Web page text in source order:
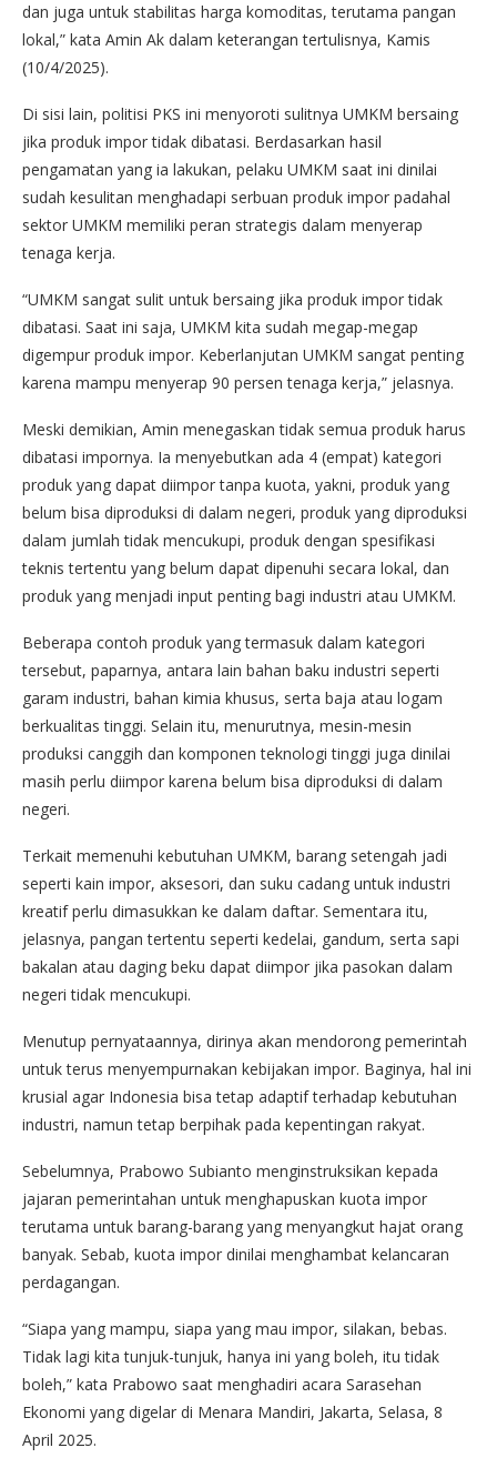
dan juga untuk stabilitas harga komoditas, terutama pangan
lokal,” kata Amin Ak dalam keterangan tertulisnya, Kamis
(10/4/2025).
Di sisi lain, politisi PKS ini menyoroti sulitnya UMKM bersaing
jika produk impor tidak dibatasi. Berdasarkan hasil
pengamatan yang ia lakukan, pelaku UMKM saat ini dinilai
sudah kesulitan menghadapi serbuan produk impor padahal
sektor UMKM memiliki peran strategis dalam menyerap
tenaga kerja.
“UMKM sangat sulit untuk bersaing jika produk impor tidak
dibatasi. Saat ini saja, UMKM kita sudah megap-megap
digempur produk impor. Keberlanjutan UMKM sangat penting
karena mampu menyerap 90 persen tenaga kerja,” jelasnya.
Meski demikian, Amin menegaskan tidak semua produk harus
dibatasi impornya. Ia menyebutkan ada 4 (empat) kategori
produk yang dapat diimpor tanpa kuota, yakni, produk yang
belum bisa diproduksi di dalam negeri, produk yang diproduksi
dalam jumlah tidak mencukupi, produk dengan spesifikasi
teknis tertentu yang belum dapat dipenuhi secara lokal, dan
produk yang menjadi input penting bagi industri atau UMKM.
Beberapa contoh produk yang termasuk dalam kategori
tersebut, paparnya, antara lain bahan baku industri seperti
garam industri, bahan kimia khusus, serta baja atau logam
berkualitas tinggi. Selain itu, menurutnya, mesin-mesin
produksi canggih dan komponen teknologi tinggi juga dinilai
masih perlu diimpor karena belum bisa diproduksi di dalam
negeri.
Terkait memenuhi kebutuhan UMKM, barang setengah jadi
seperti kain impor, aksesori, dan suku cadang untuk industri
kreatif perlu dimasukkan ke dalam daftar. Sementara itu,
jelasnya, pangan tertentu seperti kedelai, gandum, serta sapi
bakalan atau daging beku dapat diimpor jika pasokan dalam
negeri tidak mencukupi.
Menutup pernyataannya, dirinya akan mendorong pemerintah
untuk terus menyempurnakan kebijakan impor. Baginya, hal ini
krusial agar Indonesia bisa tetap adaptif terhadap kebutuhan
industri, namun tetap berpihak pada kepentingan rakyat.
Sebelumnya, Prabowo Subianto menginstruksikan kepada
jajaran pemerintahan untuk menghapuskan kuota impor
terutama untuk barang-barang yang menyangkut hajat orang
banyak. Sebab, kuota impor dinilai menghambat kelancaran
perdagangan.
“Siapa yang mampu, siapa yang mau impor, silakan, bebas.
Tidak lagi kita tunjuk-tunjuk, hanya ini yang boleh, itu tidak
boleh,” kata Prabowo saat menghadiri acara Sarasehan
Ekonomi yang digelar di Menara Mandiri, Jakarta, Selasa, 8
April 2025.